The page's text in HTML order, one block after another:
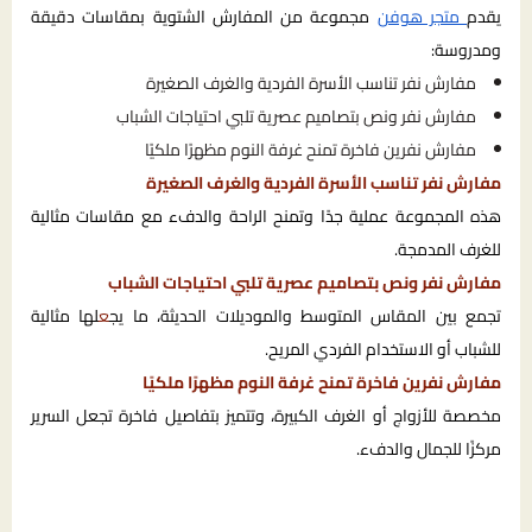
يقدممتجر هوفن مجموعة من المفارش الشتوية بمقاسات دقيقة
ومدروسة:
مفارش نفر تناسب الأسرة الفردية والغرف الصغيرة
مفارش نفر ونص بتصاميم عصرية تلبي احتياجات الشباب
مفارش نفرين فاخرة تمنح غرفة النوم مظهرًا ملكيًا
مفارش نفر تناسب الأسرة الفردية والغرف الصغيرة
هذه المجموعة عملية جدًا وتمنح الراحة والدفء مع مقاسات مثالية
للغرف المدمجة.
مفارش نفر ونص بتصاميم عصرية تلبي احتياجات الشباب
تجمع بين المقاس المتوسط والموديلات الحديثة، ما يجعلها مثالية
للشباب أو الاستخدام الفردي المريح.
مفارش نفرين فاخرة تمنح غرفة النوم مظهرًا ملكيًا
مخصصة للأزواج أو الغرف الكبيرة، وتتميز بتفاصيل فاخرة تجعل السرير
مركزًا للجمال والدفء.